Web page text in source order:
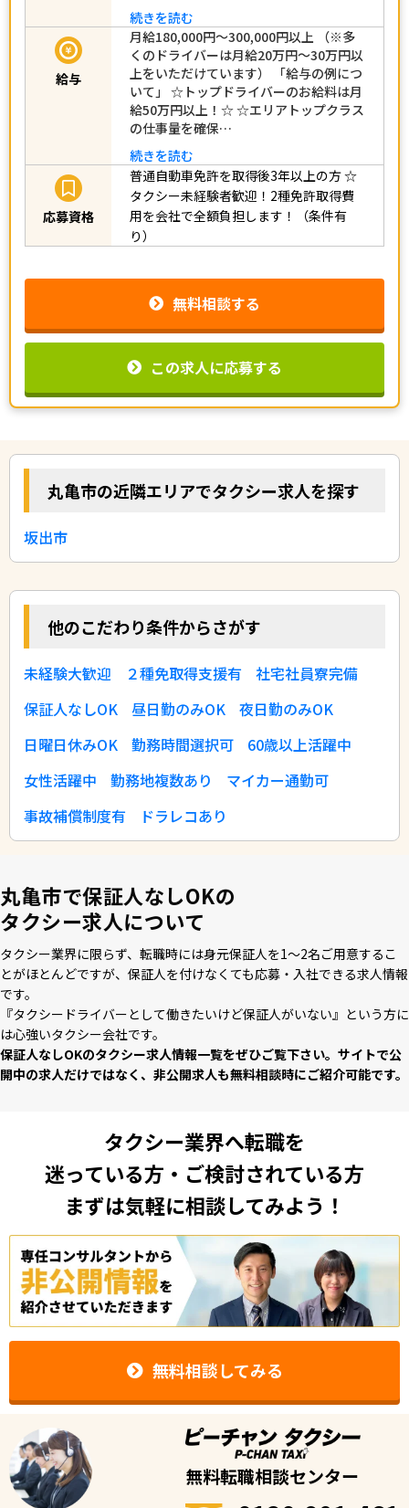
続きを読む
給与
月給180,000円～300,000円以上 （※多
くのドライバーは月給20万円～30万円以
上をいただけています） 「給与の例につ
いて」 ☆トップドライバーのお給料は月
給50万円以上！☆ ☆エリアトップクラス
の仕事量を確保…
続きを読む
応募資格
普通自動車免許を取得後3年以上の方☆
タクシー未経験者歓迎！2種免許取得費
用を会社で全額負担します！（条件有
り）
無料相談する
この求人に応募する
丸亀市の近隣エリアでタクシー求人を探す
坂出市
他のこだわり条件からさがす
未経験大歓迎 ２種免取得支援有
社宅社員寮完備
保証人なしOK
昼日勤のみOK
夜日勤のみOK
日曜日休みOK
勤務時間選択可
60歳以上活躍中
女性活躍中
勤務地複数あり
マイカー通勤可
事故補償制度有
ドラレコあり
丸亀市で保証人なしOKの
タクシー求人について
タクシー業界に限らず、転職時には⾝元保証⼈を1〜2名ご⽤意するこ
とがほとんどですが、保証⼈を付けなくても応募・⼊社できる求⼈情報
です。
『タクシードライバーとして働きたいけど保証⼈がいない』という⽅に
は⼼強いタクシー会社です。
保証⼈なしOKのタクシー求⼈情報⼀覧をぜひご覧下さい。サイトで公
開中の求⼈だけではなく、⾮公開求⼈も無料相談時にご紹介可能です。
タクシー業界へ転職を
迷っている方・ご検討されている方
まずは気軽に相談してみよう！
無料相談してみる
無料転職相談センター